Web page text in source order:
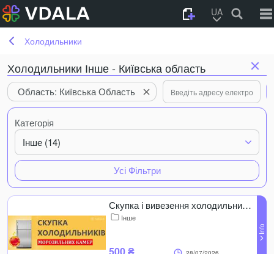
UA
Холодильники
Холодильники Інше - Київська область
Область: Київська Область
Категорія
Інше (14)
Усі Фільтри
Скупка і вивезення холодильників та морозилок (робочих і ні)
Інше
500 ₴